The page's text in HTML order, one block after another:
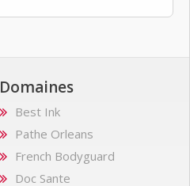
Domaines
Best Ink
Pathe Orleans
French Bodyguard
Doc Sante